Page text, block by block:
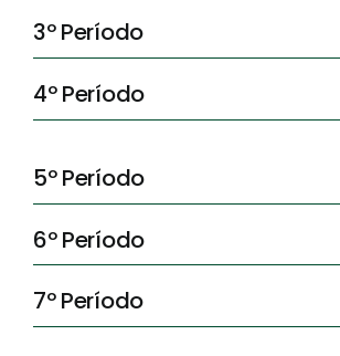
3º Período
4º Período
5º Período
6º Período
7º Período